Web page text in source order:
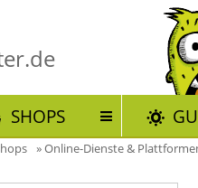
SHOPS
»Online-Dienste &